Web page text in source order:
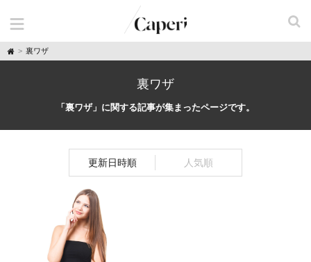
H
o
裏ワザ
裏ワザ
「裏ワザ」に関する記事が集まったページです。
更新日時順 人気順